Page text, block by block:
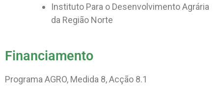
Instituto Para o Desenvolvimento Agrária
da Região Norte
Financiamento
Programa AGRO, Medida 8, Acção 8.1